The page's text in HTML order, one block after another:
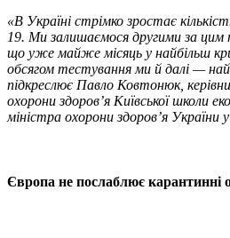
«В Україні стрімко зростає
19. Ми залишаємося другими за цим
що уже майже місяць у найбільш
обсягом тестування ми й далі —
підкреслює Павло Ковтонюк,
охорони здоров’я Київської школи
міністра охорони здоров’я України
Європа не послаблює карантинні